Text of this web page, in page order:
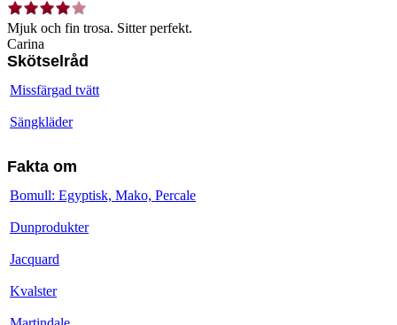
Mjuk och fin trosa. Sitter perfekt.
Carina
Skötselråd
Missfärgad tvätt
Sängkläder
Fakta om
Bomull: Egyptisk, Mako, Percale
Dunprodukter
Jacquard
Kvalster